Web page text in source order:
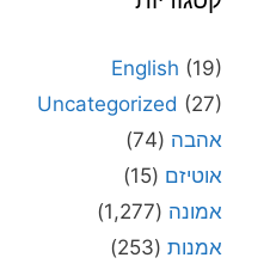
English (19)
Uncategorized (27)
אהבה (74)
אוטיזם (15)
אמונה (1,277)
אמנות (253)